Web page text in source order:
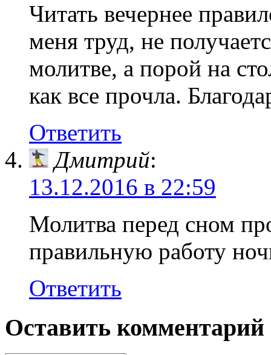
Читать вечернее
меня труд, не
молитве, а порой на
как все прочла.
Ответить
Дмитрий:
13.12.2016 в 22:59
Молитва перед сном
правильную работу
Ответить
Оставить комментарий